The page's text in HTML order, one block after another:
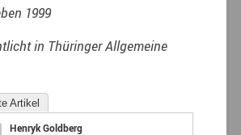
1999
in Thüringer Allgemeine
Artikel
Henryk Goldberg